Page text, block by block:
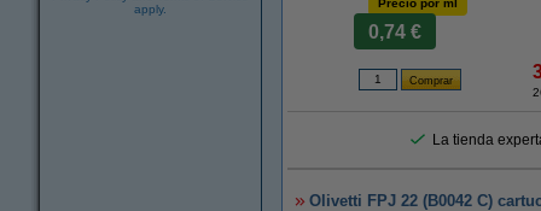
apply.
Precio por ml
0,74 €
La tienda
Olivetti FPJ 22 (B0042 C)